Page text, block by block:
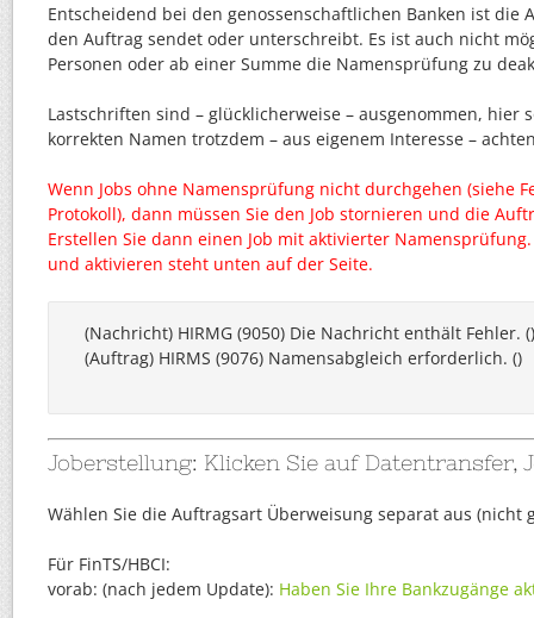
Entscheidend bei den genossenschaftlichen Banken ist die
den Auftrag sendet oder unterschreibt. Es ist auch nicht
Personen oder ab einer Summe die Namensprüfung zu
Lastschriften sind – glücklicherweise – ausgenommen, hier
korrekten Namen trotzdem – aus eigenem Interesse –
Wenn Jobs ohne Namensprüfung nicht durchgehen (siehe
Protokoll), dann müssen Sie den Job stornieren und die
Erstellen Sie dann einen Job mit aktivierter Namensprüfung.
und aktivieren steht unten auf der Seite.
(Nachricht) HIRMG (9050) Die Nachricht enthält Fehler.
(Auftrag) HIRMS (9076) Namensabgleich erforderlich. ()
Joberstellung: Klicken Sie auf Datentransfer,
Wählen Sie die Auftragsart Überweisung separat aus (nicht
Für FinTS/HBCI:
vorab: (nach jedem Update): Haben Sie Ihre Bankzugänge